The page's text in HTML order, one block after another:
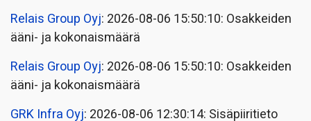
Relais Group Oyj: 2026-08-06 15:50:10: Osakkeiden
ääni- ja kokonaismäärä
Relais Group Oyj: 2026-08-06 15:50:10: Osakkeiden
ääni- ja kokonaismäärä
GRK Infra Oyj: 2026-08-06 12:30:14: Sisäpiiritieto